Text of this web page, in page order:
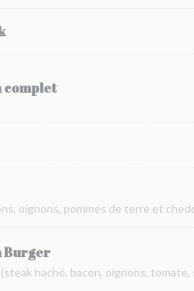
complet
oignons, pommes de terre et
Burger
haché, bacon, oignons,